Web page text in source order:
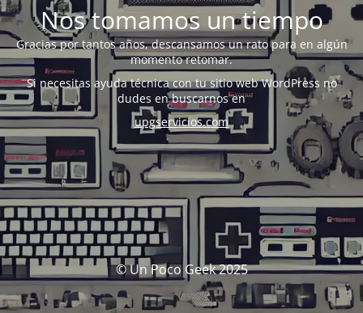
Nos tomamos un tiempo
Gracias por tantos años, descansamos un rato para en algún
momento retomar.
Si necesitas ayuda técnica con tu sitio web WordPress no
dudes en buscarnos en
upgservicios.com
© Un Poco Geek 2025